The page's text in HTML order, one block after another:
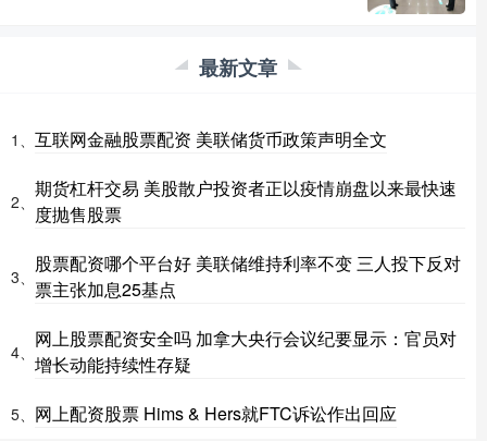
最新文章
1、 互联网金融股票配资 美联储货币政策声明全文
2、
期货杠杆交易 美股散户投资者正以疫情崩盘以来最快速
度抛售股票
3、
股票配资哪个平台好 美联储维持利率不变 三人投下反对
票主张加息25基点
4、
网上股票配资安全吗 加拿大央行会议纪要显示：官员对
增长动能持续性存疑
5、 网上配资股票 Hims & Hers就FTC诉讼作出回应